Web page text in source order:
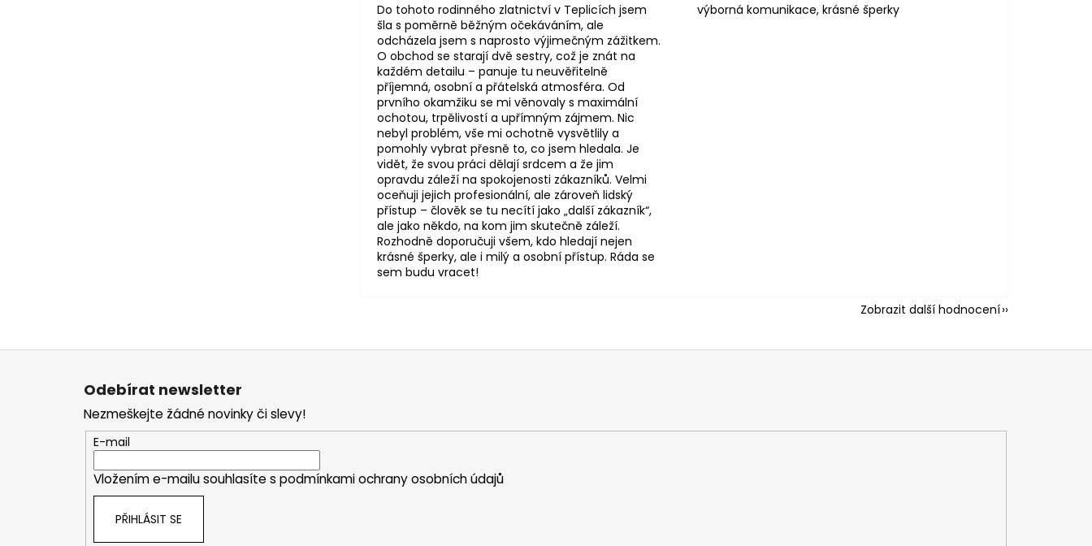
Do tohoto rodinného zlatnictví v Teplicích jsem
šla s poměrně běžným očekáváním, ale
odcházela jsem s naprosto výjimečným zážitkem.
O obchod se starají dvě sestry, což je znát na
každém detailu – panuje tu neuvěřitelně
příjemná, osobní a přátelská atmosféra. Od
prvního okamžiku se mi věnovaly s maximální
ochotou, trpělivostí a upřímným zájmem. Nic
nebyl problém, vše mi ochotně vysvětlily a
pomohly vybrat přesně to, co jsem hledala. Je
vidět, že svou práci dělají srdcem a že jim
opravdu záleží na spokojenosti zákazníků. Velmi
oceňuji jejich profesionální, ale zároveň lidský
přístup – člověk se tu necítí jako „další zákazník“,
ale jako někdo, na kom jim skutečně záleží.
Rozhodně doporučuji všem, kdo hledají nejen
krásné šperky, ale i milý a osobní přístup. Ráda se
sem budu vracet!
výborná komunikace, krásné šperky
Zobrazit další hodnocení
Z
Odebírat newsletter
Nezmeškejte žádné novinky či slevy!
E-mail
Vložením e-mailu souhlasíte s podmínkami ochrany osobních údajů
PŘIHLÁSIT SE